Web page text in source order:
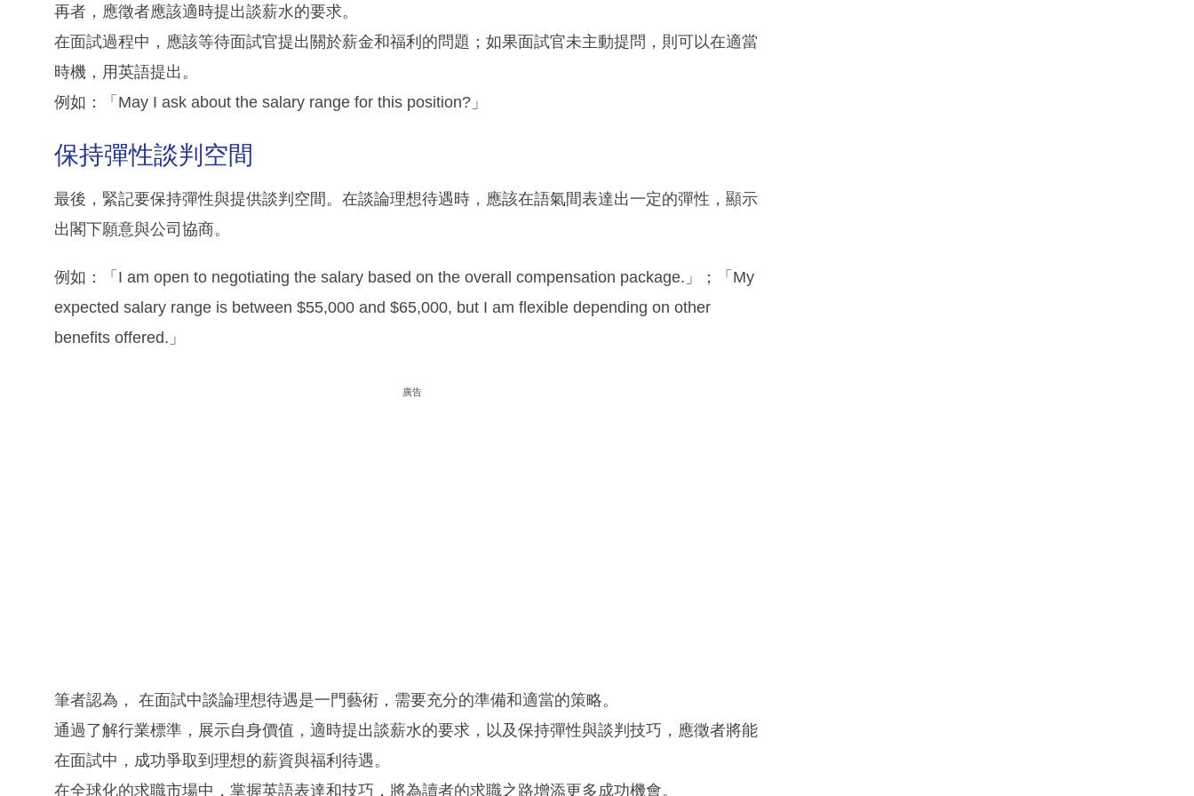
再者，應徵者應該適時提出談薪水的要求。
在面試過程中，應該等待面試官提出關於薪金和福利的問題；如果面試官未主動提問，則可以在適當
時機，用英語提出。
例如：「May I ask about the salary range for this position?」
保持彈性談判空間
最後，緊記要保持彈性與提供談判空間。在談論理想待遇時，應該在語氣間表達出一定的彈性，顯示
出閣下願意與公司協商。
例如：「I am open to negotiating the salary based on the overall compensation package.」；「My
expected salary range is between $55,000 and $65,000, but I am flexible depending on other
benefits offered.」
廣告
筆者認為， 在面試中談論理想待遇是一門藝術，需要充分的準備和適當的策略。
通過了解行業標準，展示自身價值，適時提出談薪水的要求，以及保持彈性與談判技巧，應徵者將能
在面試中，成功爭取到理想的薪資與福利待遇。
在全球化的求職市場中，掌握英語表達和技巧，將為讀者的求職之路增添更多成功機會。